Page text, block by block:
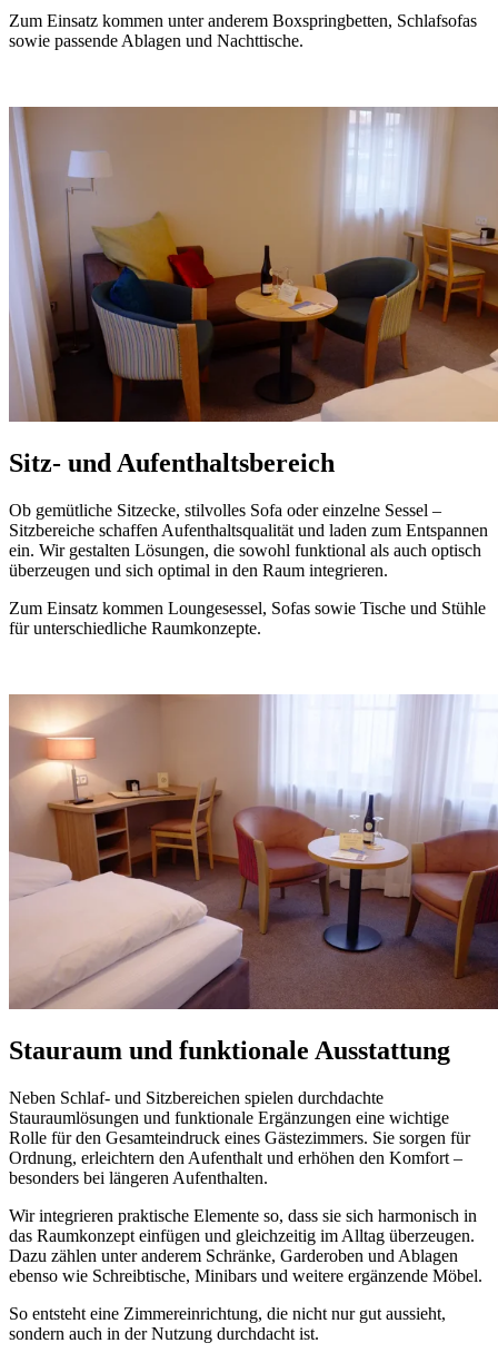
Zum Einsatz kommen unter anderem Boxspringbetten, Schlafsofas
sowie passende Ablagen und Nachttische.
Sitz- und Aufenthaltsbereich
Ob gemütliche Sitzecke, stilvolles Sofa oder einzelne Sessel –
Sitzbereiche schaffen Aufenthaltsqualität und laden zum Entspannen
ein. Wir gestalten Lösungen, die sowohl funktional als auch optisch
überzeugen und sich optimal in den Raum integrieren.
Zum Einsatz kommen Loungesessel, Sofas sowie Tische und Stühle
für unterschiedliche Raumkonzepte.
Stauraum und funktionale Ausstattung
Neben Schlaf- und Sitzbereichen spielen durchdachte
Stauraumlösungen und funktionale Ergänzungen eine wichtige
Rolle für den Gesamteindruck eines Gästezimmers. Sie sorgen für
Ordnung, erleichtern den Aufenthalt und erhöhen den Komfort –
besonders bei längeren Aufenthalten.
Wir integrieren praktische Elemente so, dass sie sich harmonisch in
das Raumkonzept einfügen und gleichzeitig im Alltag überzeugen.
Dazu zählen unter anderem Schränke, Garderoben und Ablagen
ebenso wie Schreibtische, Minibars und weitere ergänzende Möbel.
So entsteht eine Zimmereinrichtung, die nicht nur gut aussieht,
sondern auch in der Nutzung durchdacht ist.